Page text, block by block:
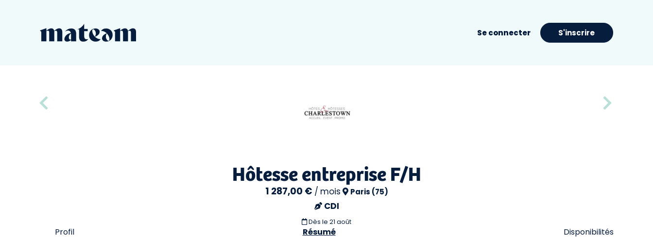
Se connecter S'inscrire
Hôtesse entreprise F/H
1 287,00 € / mois Paris (75)
CDI
Dès le 21 août
Profil Résumé Disponibilités